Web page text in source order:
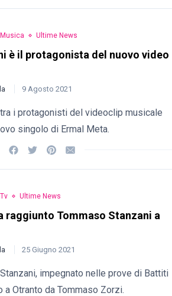
Musica Ultime News
è il protagonista del nuovo video
9 Agosto 2021
i protagonisti del videoclip musicale
singolo di Ermal Meta.
Tv Ultime News
raggiunto Tommaso Stanzani a
25 Giugno 2021
impegnato nelle prove di Battiti
a Otranto da Tommaso Zorzi.